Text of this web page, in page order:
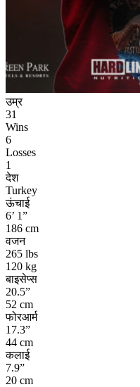
उम्र
31
Wins
6
Losses
1
देश
Turkey
ऊंचाई
6’ 1”
186 cm
वजन
265 lbs
120 kg
बाइसेप्स
20.5”
52 cm
फोरआर्म
17.3”
44 cm
कलाई
7.9”
20 cm